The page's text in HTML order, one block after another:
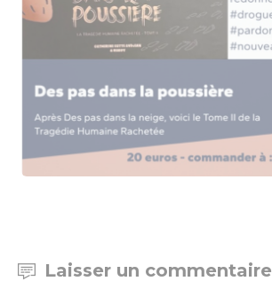
Laisser un commentaire